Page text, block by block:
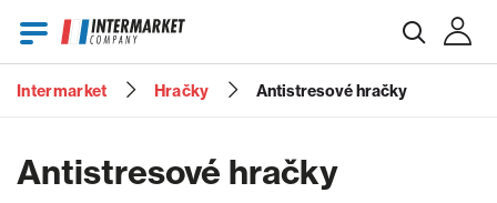
Intermarket Hračky Antistresové hračky
Antistresové hračky